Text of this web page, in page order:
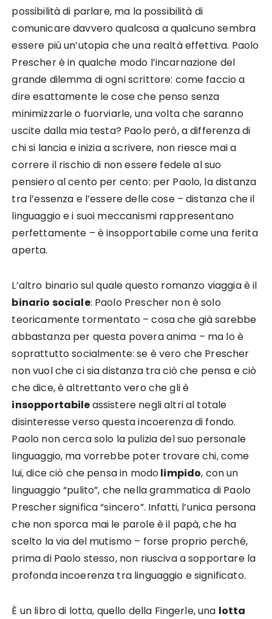
possibilità di parlare, ma la possibilità di
comunicare davvero qualcosa a qualcuno sembra
essere più un’utopia che una realtà effettiva. Paolo
Prescher è in qualche modo l’incarnazione del
grande dilemma di ogni scrittore: come faccio a
dire esattamente le cose che penso senza
minimizzarle o fuorviarle, una volta che saranno
uscite dalla mia testa? Paolo però, a differenza di
chi si lancia e inizia a scrivere, non riesce mai a
correre il rischio di non essere fedele al suo
pensiero al cento per cento: per Paolo, la distanza
tra l’essenza e l’essere delle cose – distanza che il
linguaggio e i suoi meccanismi rappresentano
perfettamente – è insopportabile come una ferita
aperta.
L’altro binario sul quale questo romanzo viaggia è il
binario sociale: Paolo Prescher non è solo
teoricamente tormentato – cosa che già sarebbe
abbastanza per questa povera anima – ma lo è
soprattutto socialmente: se è vero che Prescher
non vuol che ci sia distanza tra ciò che pensa e ciò
che dice, è altrettanto vero che gli è
insopportabileassistere negli altri al totale
disinteresse verso questa incoerenza di fondo.
Paolo non cerca solo la pulizia del suo personale
linguaggio, ma vorrebbe poter trovare chi, come
lui, dice ciò che pensa in modolimpido, con un
linguaggio “pulito”, che nella grammatica di Paolo
Prescher significa “sincero”. Infatti, l’unica persona
che non sporca mai le parole è il papà, che ha
scelto la via del mutismo – forse proprio perché,
prima di Paolo stesso, non riusciva a sopportare la
profonda incoerenza tra linguaggio e significato.
È un libro di lotta, quello della Fingerle, una lotta